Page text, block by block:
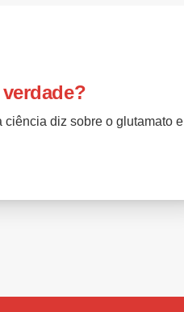
diz sobre o glutamato e